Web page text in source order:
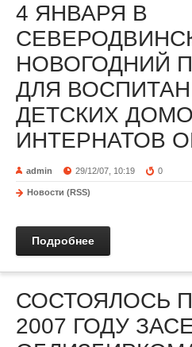
4 ЯНВАРЯ В
НОВОГОДНИЙ
ДЛЯ
ДЕТСКИХ
ИНТЕРНАТОВ
admin 29/12/07, 10:19 0
Новости (RSS)
Подробнее
СОСТОЯЛОСЬ
2007 ГОДУ